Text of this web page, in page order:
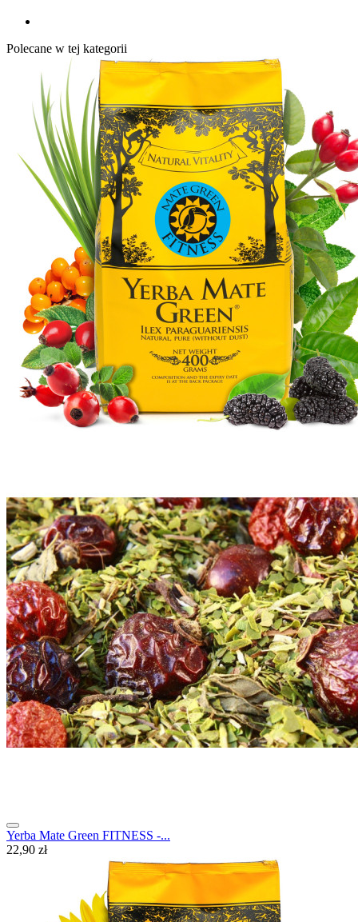
Polecane w tej kategorii
Yerba Mate Green FITNESS -...
22,90 zł